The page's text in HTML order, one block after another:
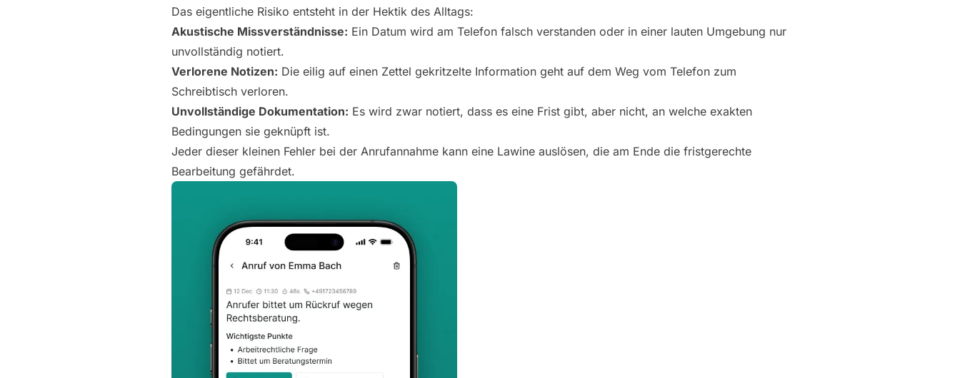
Das eigentliche Risiko entsteht in der Hektik des Alltags:
Akustische Missverständnisse: Ein Datum wird am Telefon falsch verstanden oder in einer lauten Umgebung nur
unvollständig notiert.
Verlorene Notizen: Die eilig auf einen Zettel gekritzelte Information geht auf dem Weg vom Telefon zum
Schreibtisch verloren.
Unvollständige Dokumentation: Es wird zwar notiert, dass es eine Frist gibt, aber nicht, an welche exakten
Bedingungen sie geknüpft ist.
Jeder dieser kleinen Fehler bei der Anrufannahme kann eine Lawine auslösen, die am Ende die fristgerechte
Bearbeitung gefährdet.